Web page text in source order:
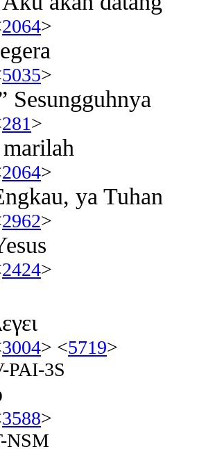
2064>
5035>
Sesungguhnya
281>
2064>
ya Tuhan
2962>
2424>
3004> <5719>
PAI-3S
3588>
NSM